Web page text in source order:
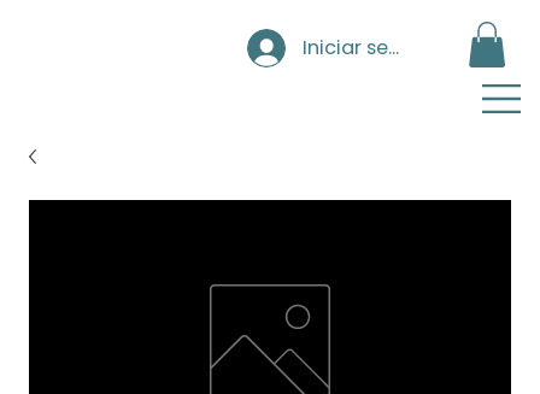
Iniciar sesión